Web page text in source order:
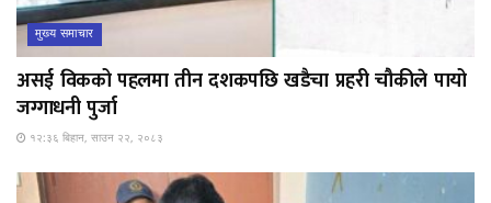
मुख्य समाचार
असई विकको पहलमा तीन दशकपछि खडैचा प्रहरी चौकीले पायो
जग्गाधनी पुर्जा
१२:३६ बिहान, साउन २२, २०८३